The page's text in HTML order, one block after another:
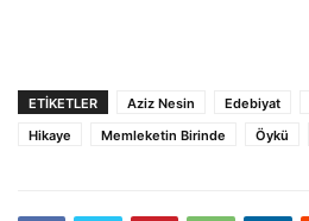
ETIKETLER Aziz Nesin Edebiyat
Hikaye
Memleketin Birinde Öykü